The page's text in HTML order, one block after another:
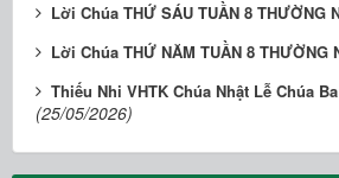
Lời Chúa THỨ SÁU TUẦN 8 THƯỜNG
Lời Chúa THỨ NĂM TUẦN 8 THƯỜNG
Thiếu Nhi VHTK Chúa Nhật Lễ Chúa
(25/05/2026)